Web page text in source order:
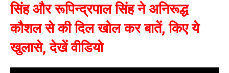
सिंह और रूपिन्द्रपाल सिंह ने अनिरूद्ध
कौशल से की दिल खोल कर बातें, किए ये
खुलासे, देखें वीडियो